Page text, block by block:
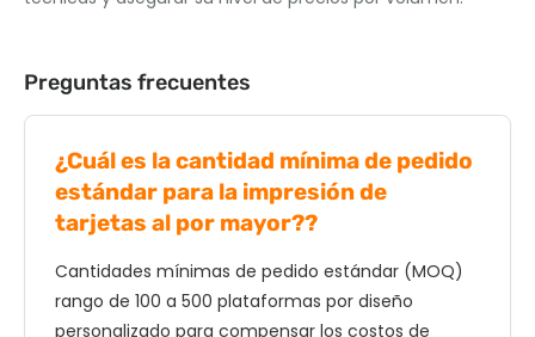
Preguntas frecuentes
¿Cuál es la cantidad mínima de pedido
estándar para la impresión de
tarjetas al por mayor??
Cantidades mínimas de pedido estándar (MOQ)
rango de 100 a 500 plataformas por diseño
personalizado para compensar los costos de